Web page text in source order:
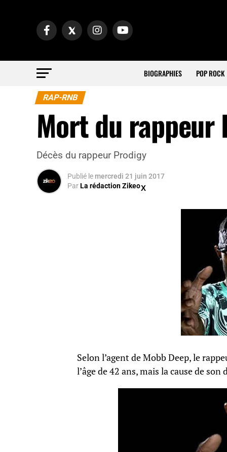
BIOGRAPHIES POP ROCK
RAP-RNB
Mort du rappeur
Décès du rappeur Prodigy
Publié le mercredi 21 juin 2017
ParLa rédaction Zikeo
Selon l’agent de Mobb Deep, le
l’âge de 42 ans, mais la cause de